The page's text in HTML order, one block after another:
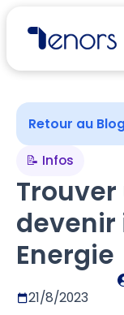
Retour au Blog
📝 Infos
devenir
Energie
21/8/2023